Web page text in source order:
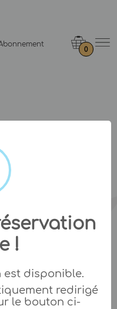
0
!
est disponible.
redirigé
le bouton ci-